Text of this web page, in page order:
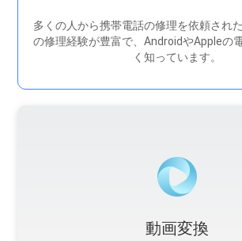
多くの人から携帯電話の修理を依頼され
の修理経験が豊富で、AndroidやAppleの
く知っています。
動画変換